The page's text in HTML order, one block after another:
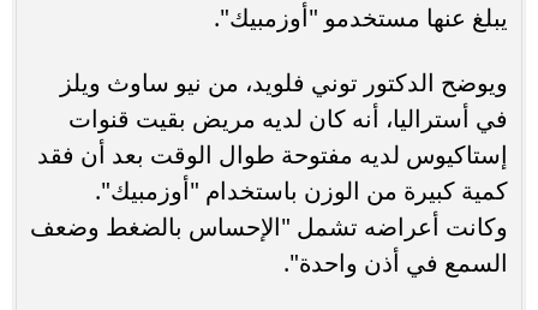
يبلغ عنها مستخدمو "أوزمبيك".
ويوضح الدكتور توني فلويد، من نيو ساوث ويلز
في أستراليا، أنه كان لديه مريض بقيت قنوات
إستاكيوس لديه مفتوحة طوال الوقت بعد أن فقد
كمية كبيرة من الوزن باستخدام "أوزمبيك".
وكانت أعراضه تشمل "الإحساس بالضغط وضعف
السمع في أذن واحدة".